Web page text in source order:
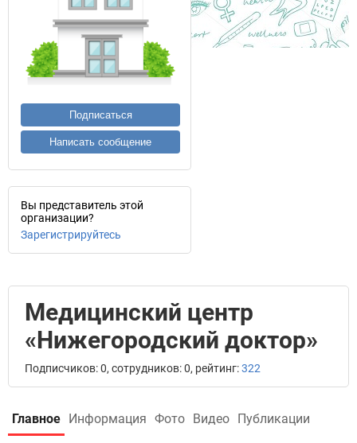
Подписаться
Написать сообщение
Вы представитель этой
организации?
Зарегистрируйтесь
Медицинский центр
«Нижегородский доктор»
Подписчиков: 0, сотрудников: 0, рейтинг:322
Главное Информация Фото Видео Публикации